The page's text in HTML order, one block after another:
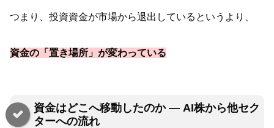
つまり、投資資金が市場から退出しているというより、
資金の「置き場所」が変わっている
資金はどこへ移動したのか — AI株から他セク
ターへの流れ